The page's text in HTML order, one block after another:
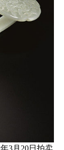
3月20日拍卖